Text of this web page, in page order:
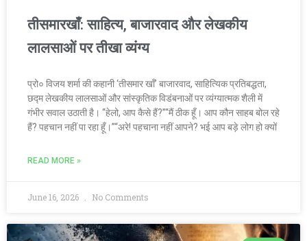
तीसमारखाँ: साहित्य, बाजारवाद और लेखकीय
लालसाओं पर तीखा व्यंग्य
प्रो० विजय शर्मा की कहानी ‘तीसमार खाँ’ बाजारवाद, साहित्यिक प्रतिबद्धता,
छद्म लेखकीय लालसाओं और सांस्कृतिक विडंबनाओं पर व्यंग्यात्मक शैली में
गंभीर सवाल उठाती है। “हेलो, आप कैसे हैं?”“मैं ठीक हूँ। आप कौन साहब बोल रहे
हैं? पहचान नहीं पा रहा हूँ।”“अरे! पहचाना नहीं आपने? भई आप बड़े लोग हो क्यों
READ MORE »
June 16, 2026 No Comments